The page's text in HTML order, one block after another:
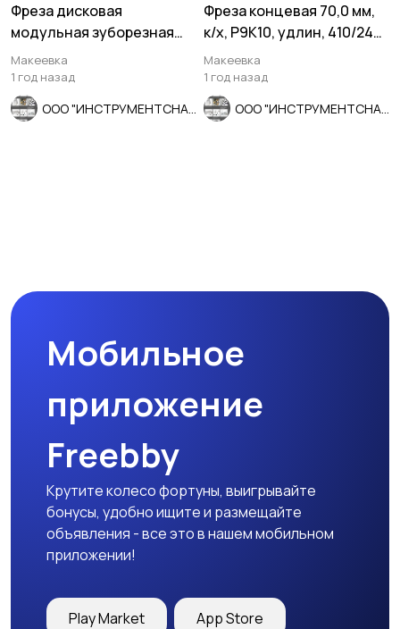
Фреза дисковая
модульная зуборезная
М0,8; Р6М5, 20°, Z12, к-т 8
шт
Макеевка
1 год назад
Фреза концевая 70,0 мм,
к/х, Р9К10, удлин, 410/240
мм, Z6, КМ5, СССР.
Макеевка
1 год назад
Мобильное
приложение
Freebby
Крутите колесо фортуны, выигрывайте
бонусы, удобно ищите и размещайте
объявления - все это в нашем мобильном
приложении!
Play Market App Store